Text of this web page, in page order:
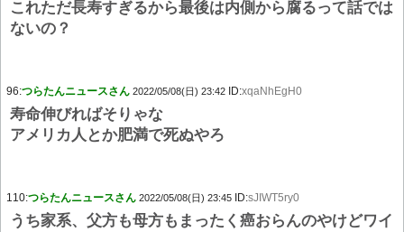
これただ長寿すぎるから最後は内側から腐るって話では
ないの？
96:つらたんニュースさん 2022/05/08(日) 23:42 ID:xqaNhEgH0
寿命伸びればそりゃな
アメリカ人とか肥満で死ぬやろ
110:つらたんニュースさん 2022/05/08(日) 23:45 ID:sJIWT5ry0
うち家系、父方も母方もまったく癌おらんのやけどワイ